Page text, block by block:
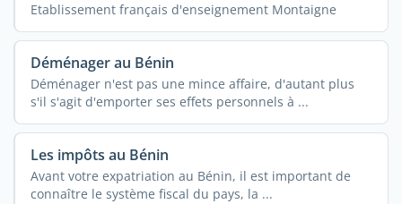
Etablissement français d'enseignement Montaigne
Déménager au Bénin
Déménager n'est pas une mince affaire, d'autant plus
s'il s'agit d'emporter ses effets personnels à ...
Les impôts au Bénin
Avant votre expatriation au Bénin, il est important de
connaître le système fiscal du pays, la ...